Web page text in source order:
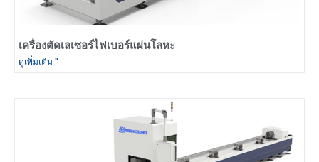
เครื่องตัดเลเซอร์ไฟเบอร์แผ่นโลหะ
ดูเพิ่มเติม "